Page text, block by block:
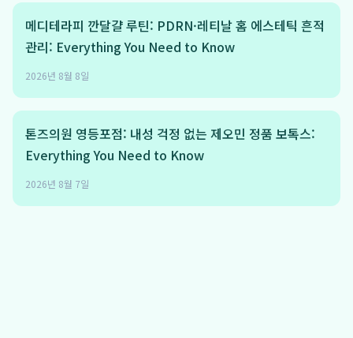
메디테라피 깐달걀 루틴: PDRN·레티날 홈 에스테틱 흔적
관리: Everything You Need to Know
2026년 8월 8일
톤즈의원 영등포점: 내성 걱정 없는 제오민 정품 보톡스:
Everything You Need to Know
2026년 8월 7일